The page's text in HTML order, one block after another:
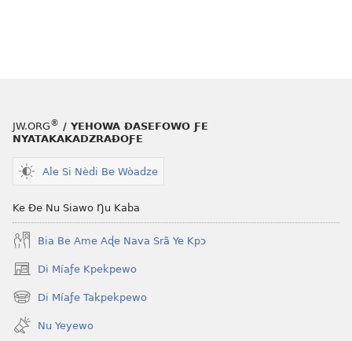
JW.ORG® / YEHOWA ƉASEFOWO ƑE
NYATAKAKADZRAƉOƑE
Ale Si Nèdi Be Wòadze
Ke Ðe Nu Siawo Ŋu Kaba
Bia Be Ame Aɖe Nava Srã Ye Kpɔ
Di Míaƒe Kpekpewo
(opens
new
window)
Di Míaƒe Takpekpewo
(opens
new
window)
Nu Yeyewo